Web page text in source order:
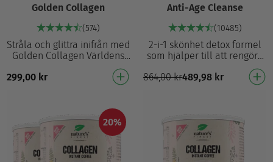
Golden Collagen
(574)
Stråla och glittra inifrån med
Golden Collagen Världens
första gyllene kollagen – lika
exceptionellt som du 2500
299,00 kr
Anti-Age Cleanse
(10485)
2-i-1 skönhet detox formel
som hjälper till att rengöra
kroppen och förhindra för
tidigt åldrande från oxidativ
864,00kr489,98 kr
20%